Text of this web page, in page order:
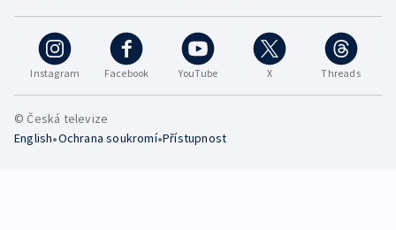
Instagram Facebook YouTube X Threads
© Česká televize
English•Ochrana soukromí•Přístupnost